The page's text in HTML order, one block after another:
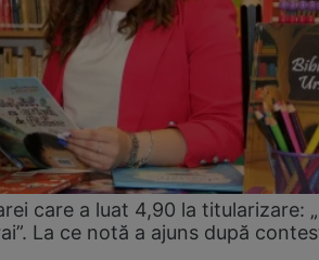
care a luat 4,90 la titularizare:
La ce notă a ajuns după